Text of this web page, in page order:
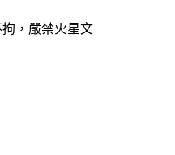
，嚴禁火星文